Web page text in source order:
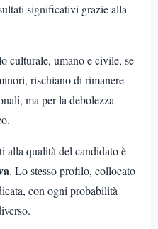
significativi grazie alla
culturale, umano e civile, se
rischiano di rimanere
ma per la debolezza
alla qualità del candidato è
. Lo stesso profilo, collocato
con ogni probabilità